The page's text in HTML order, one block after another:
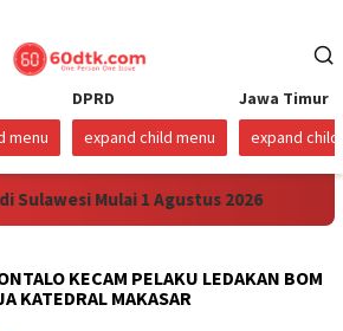
menu
DPRD
expand child menu
Jawa Timur
expand child
Mulai 1 Agustus 2026
KECAM PELAKU LEDAKAN BOM
KATEDRAL MAKASAR